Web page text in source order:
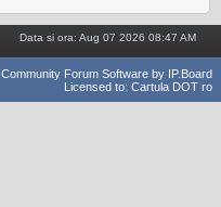
Data si ora: Aug 07 2026 08:47 AM
Community Forum Software by IP.Board
Licensed to: Cartula DOT ro